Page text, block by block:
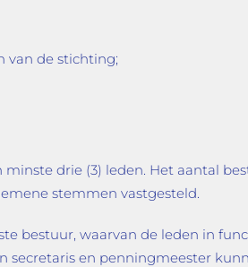
van de stichting;
drie (3) leden. Het aantal
stemmen vastgesteld.
bestuur, waarvan de leden in
secretaris en penningmeester